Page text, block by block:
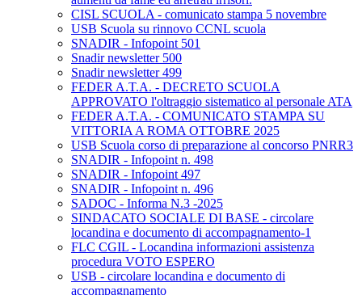
CISL SCUOLA - comunicato stampa 5 novembre
USB Scuola su rinnovo CCNL scuola
SNADIR - Infopoint 501
Snadir newsletter 500
Snadir newsletter 499
FEDER A.T.A. - DECRETO SCUOLA
APPROVATO l'oltraggio sistematico al personale ATA
FEDER A.T.A. - COMUNICATO STAMPA SU
VITTORIA A ROMA OTTOBRE 2025
USB Scuola corso di preparazione al concorso PNRR3
SNADIR - Infopoint n. 498
SNADIR - Infopoint 497
SNADIR - Infopoint n. 496
SADOC - Informa N.3 -2025
SINDACATO SOCIALE DI BASE - circolare
locandina e documento di accompagnamento-1
FLC CGIL - Locandina informazioni assistenza
procedura VOTO ESPERO
USB - circolare locandina e documento di
accompagnamento